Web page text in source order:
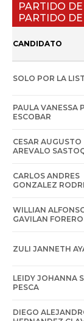
PARTIDO
PARTIDO
CANDIDATO
SOLO POR LA
PAULA VANESSA
ESCOBAR
CESAR AUGUSTO
AREVALO
CARLOS ANDRES
GONZALEZ
WILLIAN
GAVILAN FORERO
ZULI JANNETH
LEIDY JOHANNA
PESCA
DIEGO